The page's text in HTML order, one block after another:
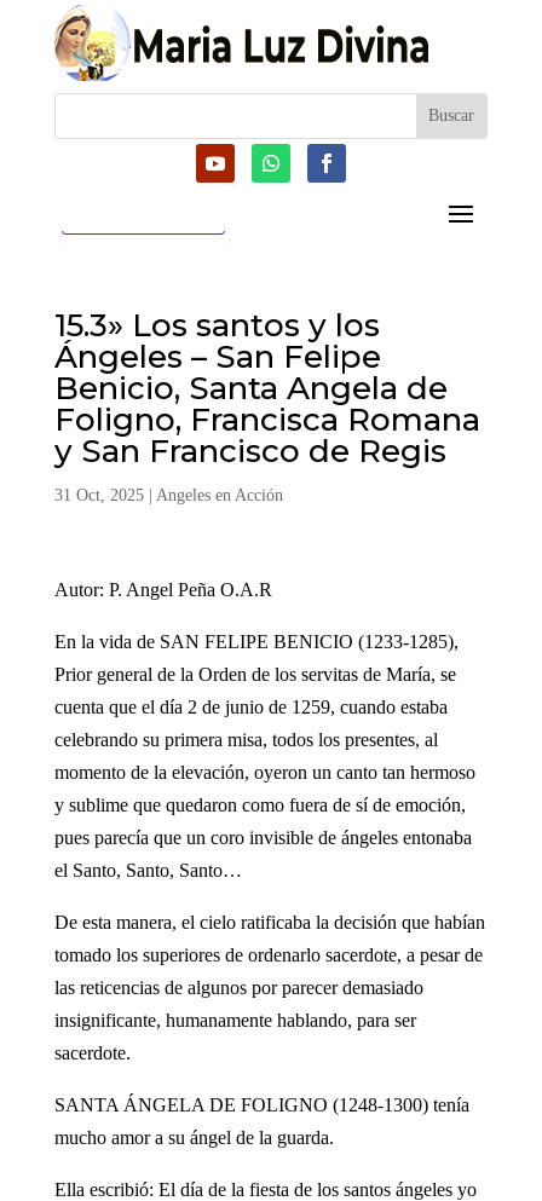
15.3» Los santos y los
Ángeles – San Felipe
Benicio, Santa Angela de
Foligno, Francisca Romana
y San Francisco de Regis
31 Oct, 2025| Angeles en Acción
Autor: P. Angel Peña O.A.R
En la vida de SAN FELIPE BENICIO (1233-1285),
Prior general de la Orden de los servitas de María, se
cuenta que el día 2 de junio de 1259, cuando estaba
celebrando su primera misa, todos los presentes, al
momento de la elevación, oyeron un canto tan hermoso
y sublime que quedaron como fuera de sí de emoción,
pues parecía que un coro invisible de ángeles entonaba
el Santo, Santo, Santo…
De esta manera, el cielo ratificaba la decisión que habían
tomado los superiores de ordenarlo sacerdote, a pesar de
las reticencias de algunos por parecer demasiado
insignificante, humanamente hablando, para ser
sacerdote.
SANTA ÁNGELA DE FOLIGNO (1248-1300) tenía
mucho amor a su ángel de la guarda.
Ella escribió: El día de la fiesta de los santos ángeles yo